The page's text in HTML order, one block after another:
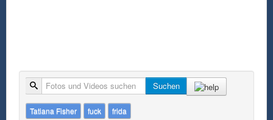
Suche Suchen
Tatiana Fisher fuck frida